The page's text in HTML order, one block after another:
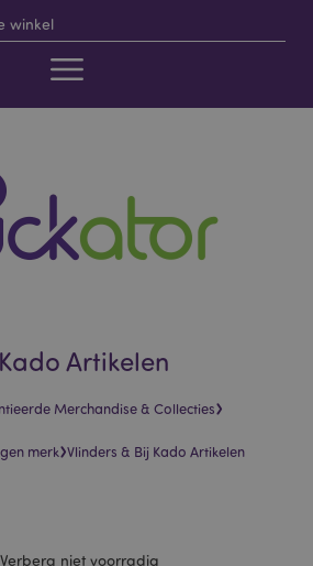
Artikelen
Merchandise & Collecties›
merk›Vlinders & Bij Kado Artikelen
Verberg niet voorradig